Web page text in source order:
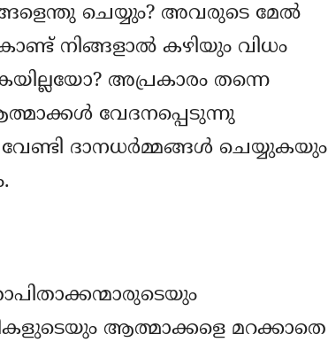
ചെയ്യും? അവരുടെ മേല്‍
നിങ്ങളാല്‍ കഴിയും വിധം
അപ്രകാരം തന്നെ
വേദനപ്പെടുന്നു
ദാനധര്‍മ്മങ്ങള്‍‍ ചെയ്യുകയും
ആത്മാക്കളെ മറക്കാതെ